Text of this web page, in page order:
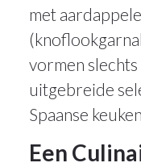
met
vormen
uitgebreide
Spaanse
Een